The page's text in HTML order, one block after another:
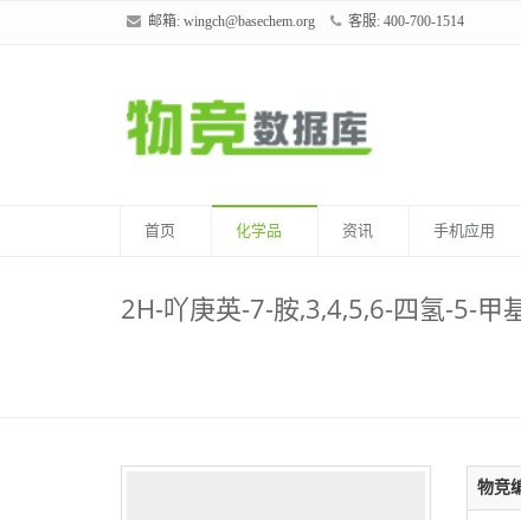
邮箱: wingch@basechem.org 客服: 400-700-1514
首页 化学品 资讯 手机应用
2H-吖庚英-7-胺,3,4,5,6-四氢-5-甲
物竞